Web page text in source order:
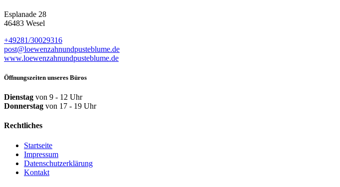
Esplanade 28
46483 Wesel
+49281/30029316
post@loewenzahn­und­pusteblume.de
www.loewenzahnund­pusteblume.de
Öffnungszeiten unseres Büros
Dienstag von 9 - 12 Uhr
Donnerstag von 17 - 19 Uhr
Rechtliches
Startseite
Impressum
Datenschutzerklärung
Kontakt